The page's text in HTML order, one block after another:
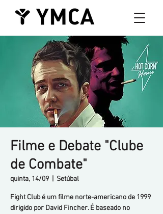
Filme e Debate "Clube
de Combate"
quinta, 14/09 Setúbal
Fight Club é um filme norte-americano de 1999
dirigido por David Fincher. É baseado no